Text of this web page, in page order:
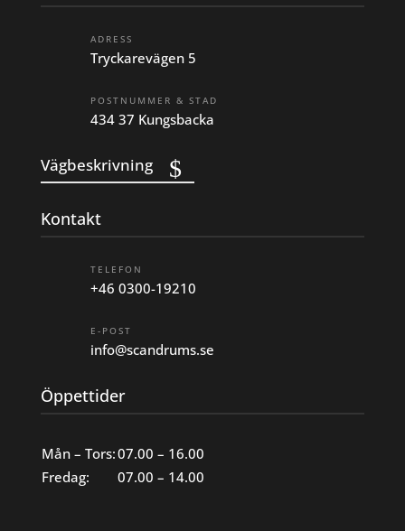
ADRESS
Tryckarevägen 5
POSTNUMMER & STAD
434 37 Kungsbacka
Vägbeskrivning
Kontakt
TELEFON
+46 0300-19210
E-POST
info@scandrums.se
Öppettider
Mån – Tors:07.00 – 16.00
Fredag:
07.00 – 14.00